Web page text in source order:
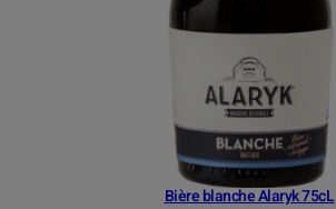
Bière blanche Alaryk 75cL